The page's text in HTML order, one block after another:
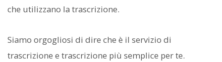
che utilizzano la trascrizione.
Siamo orgogliosi di dire che è il servizio di
trascrizione e trascrizione più semplice per te.